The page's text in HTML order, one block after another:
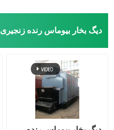
دیگ بخار بیوماس رنده زنجیری